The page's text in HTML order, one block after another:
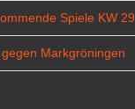
Spiele KW 29
Markgröningen